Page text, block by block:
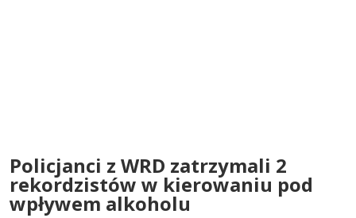
Policjanci z WRD zatrzymali 2
rekordzistów w kierowaniu pod
wpływem alkoholu